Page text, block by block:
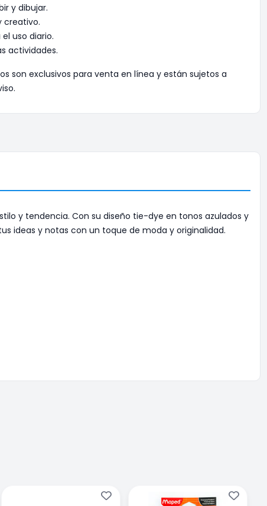
y dibujar.
creativo.
uso diario.
actividades.
son exclusivos para venta en línea y están sujetos a
y tendencia. Con su diseño tie-dye en tonos azulados y
ideas y notas con un toque de moda y originalidad.